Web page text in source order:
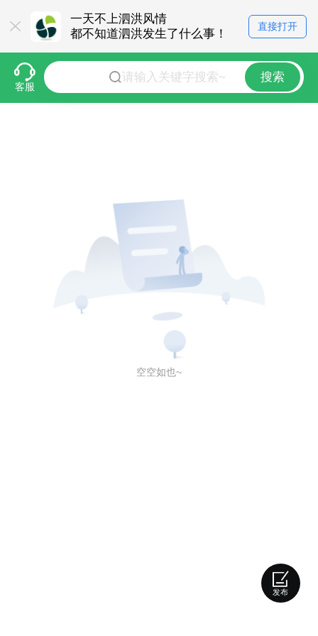
一天不上泗洪风情
都不知道泗洪发生了什么事！
直接打开
客服
搜索
空空如也~
发布